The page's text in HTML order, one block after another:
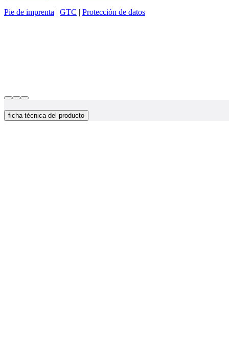
Pie de imprenta | GTC | Protección de datos
ficha técnica del producto